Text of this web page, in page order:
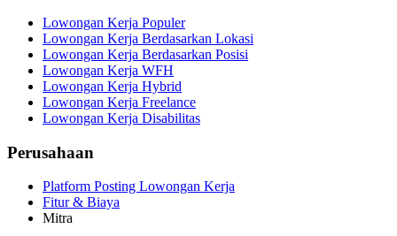
Lowongan Kerja Populer
Lowongan Kerja Berdasarkan Lokasi
Lowongan Kerja Berdasarkan Posisi
Lowongan Kerja WFH
Lowongan Kerja Hybrid
Lowongan Kerja Freelance
Lowongan Kerja Disabilitas
Perusahaan
Platform Posting Lowongan Kerja
Fitur & Biaya
Mitra